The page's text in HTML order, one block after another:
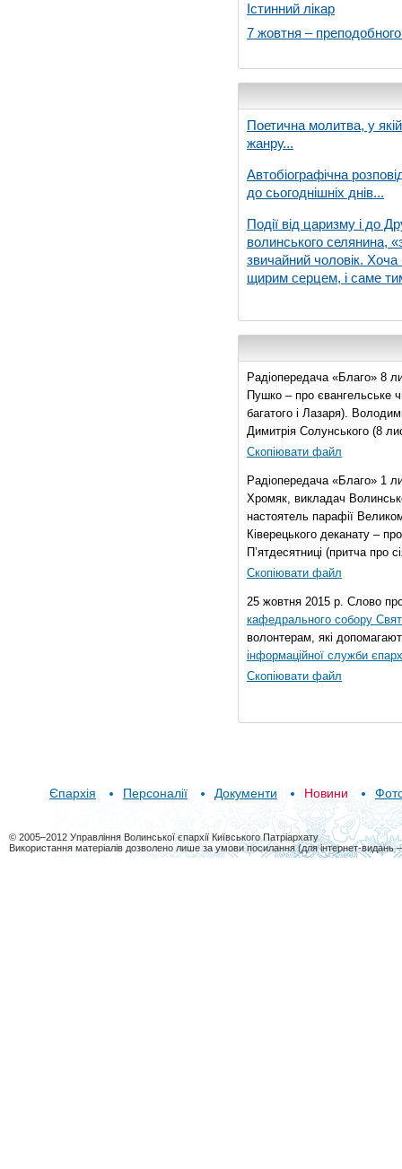
Істинний лікар
7 жовтня –
Поетична молитва, у
жанру...
Автобіографічна
до сьогоднішніх днів...
Події від царизму і до
волинського селянина,
звичайний чоловік. Хоча
щирим серцем, і саме
Радіопередача «Благо» 8
Пушко – про євангельське
багатого і Лазаря).
Димитрія Солунського (8
Скопіювати файл
Радіопередача «Благо» 1
Хромяк, викладач
настоятель парафії
Ківерецького деканату –
П’ятдесятниці (притча про
Скопіювати файл
25 жовтня 2015 р. Слово
кафедрального собору
волонтерам, які
інформаційної служби
Скопіювати файл
Єпархія Персоналії Документи Новини
© 2005–2012 Управління Волинської єпархії Київського Патріархату
Використання матеріалів дозволено лише за умови посилання (для інтернет-видань